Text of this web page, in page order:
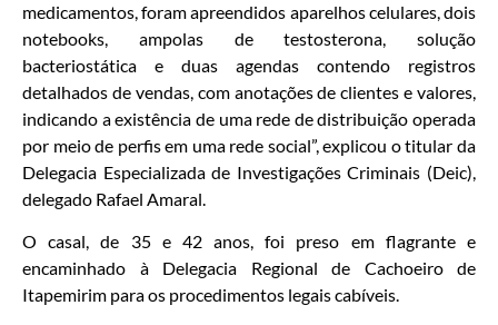
medicamentos, foram apreendidos aparelhos celulares, dois
notebooks, ampolas de testosterona, solução
bacteriostática e duas agendas contendo registros
detalhados de vendas, com anotações de clientes e valores,
indicando a existência de uma rede de distribuição operada
por meio de perfis em uma rede social”, explicou o titular da
Delegacia Especializada de Investigações Criminais (Deic),
delegado Rafael Amaral.
O casal, de 35 e 42 anos, foi preso em flagrante e
encaminhado à Delegacia Regional de Cachoeiro de
Itapemirim para os procedimentos legais cabíveis.